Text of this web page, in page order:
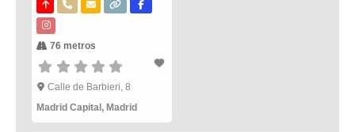
76 metros
Calle de Barbieri, 8
Madrid Capital , Madrid